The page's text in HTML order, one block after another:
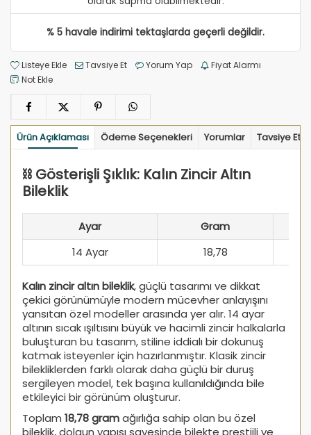
% 5 havale indirimi tektaşlarda geçerli değildir.
Listeye Ekle Tavsiye Et Yorum Yap
Fiyat Alarmı
Not Ekle
Ürün Açıklaması Ödeme Seçenekleri Yorumlar Tavsiye Et
⛓️ Gösterişli Şıklık: Kalın Zincir Altın
Bileklik
Ayar
Gram
14 Ayar
18,78
Kalın zincir altın bileklik, güçlü tasarımı ve dikkat
çekici görünümüyle modern mücevher anlayışını
yansıtan özel modeller arasında yer alır. 14 ayar
altının sıcak ışıltısını büyük ve hacimli zincir halkalarla
buluşturan bu tasarım, stiline iddialı bir dokunuş
katmak isteyenler için hazırlanmıştır. Klasik zincir
bilekliklerden farklı olarak daha güçlü bir duruş
sergileyen model, tek başına kullanıldığında bile
etkileyici bir görünüm oluşturur.
Toplam 18,78 gramağırlığa sahip olan bu özel
bileklik, dolgun yapısı sayesinde bilekte prestijli ve